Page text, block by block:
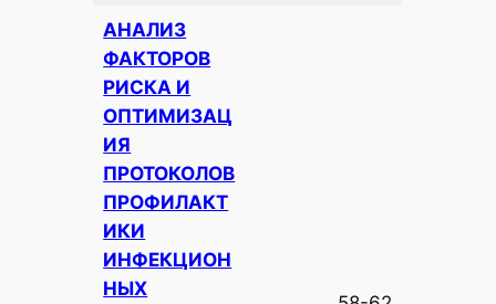
АНАЛИЗ
ФАКТОРОВ
РИСКА И
ОПТИМИЗАЦ
ИЯ
ПРОТОКОЛОВ
ПРОФИЛАКТ
ИКИ
ИНФЕКЦИОН
НЫХ